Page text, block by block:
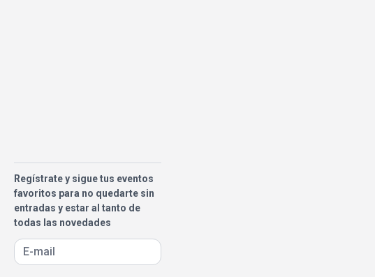
Regístrate y sigue tus eventos
favoritos para no quedarte sin
entradas y estar al tanto de
todas las novedades